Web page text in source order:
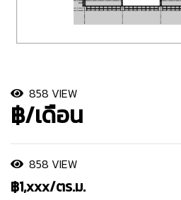
858 VIEW
฿/เดือน
858 VIEW
฿1,xxx/ตร.ม.